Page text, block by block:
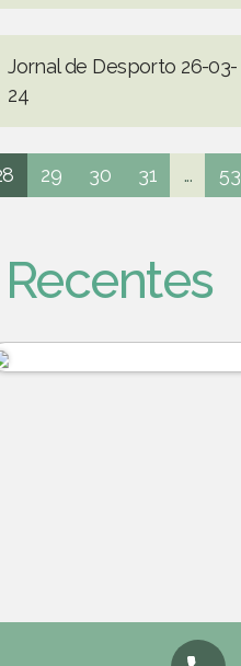
Jornal de Desporto 26-03-
24
29 30 31 ... 53